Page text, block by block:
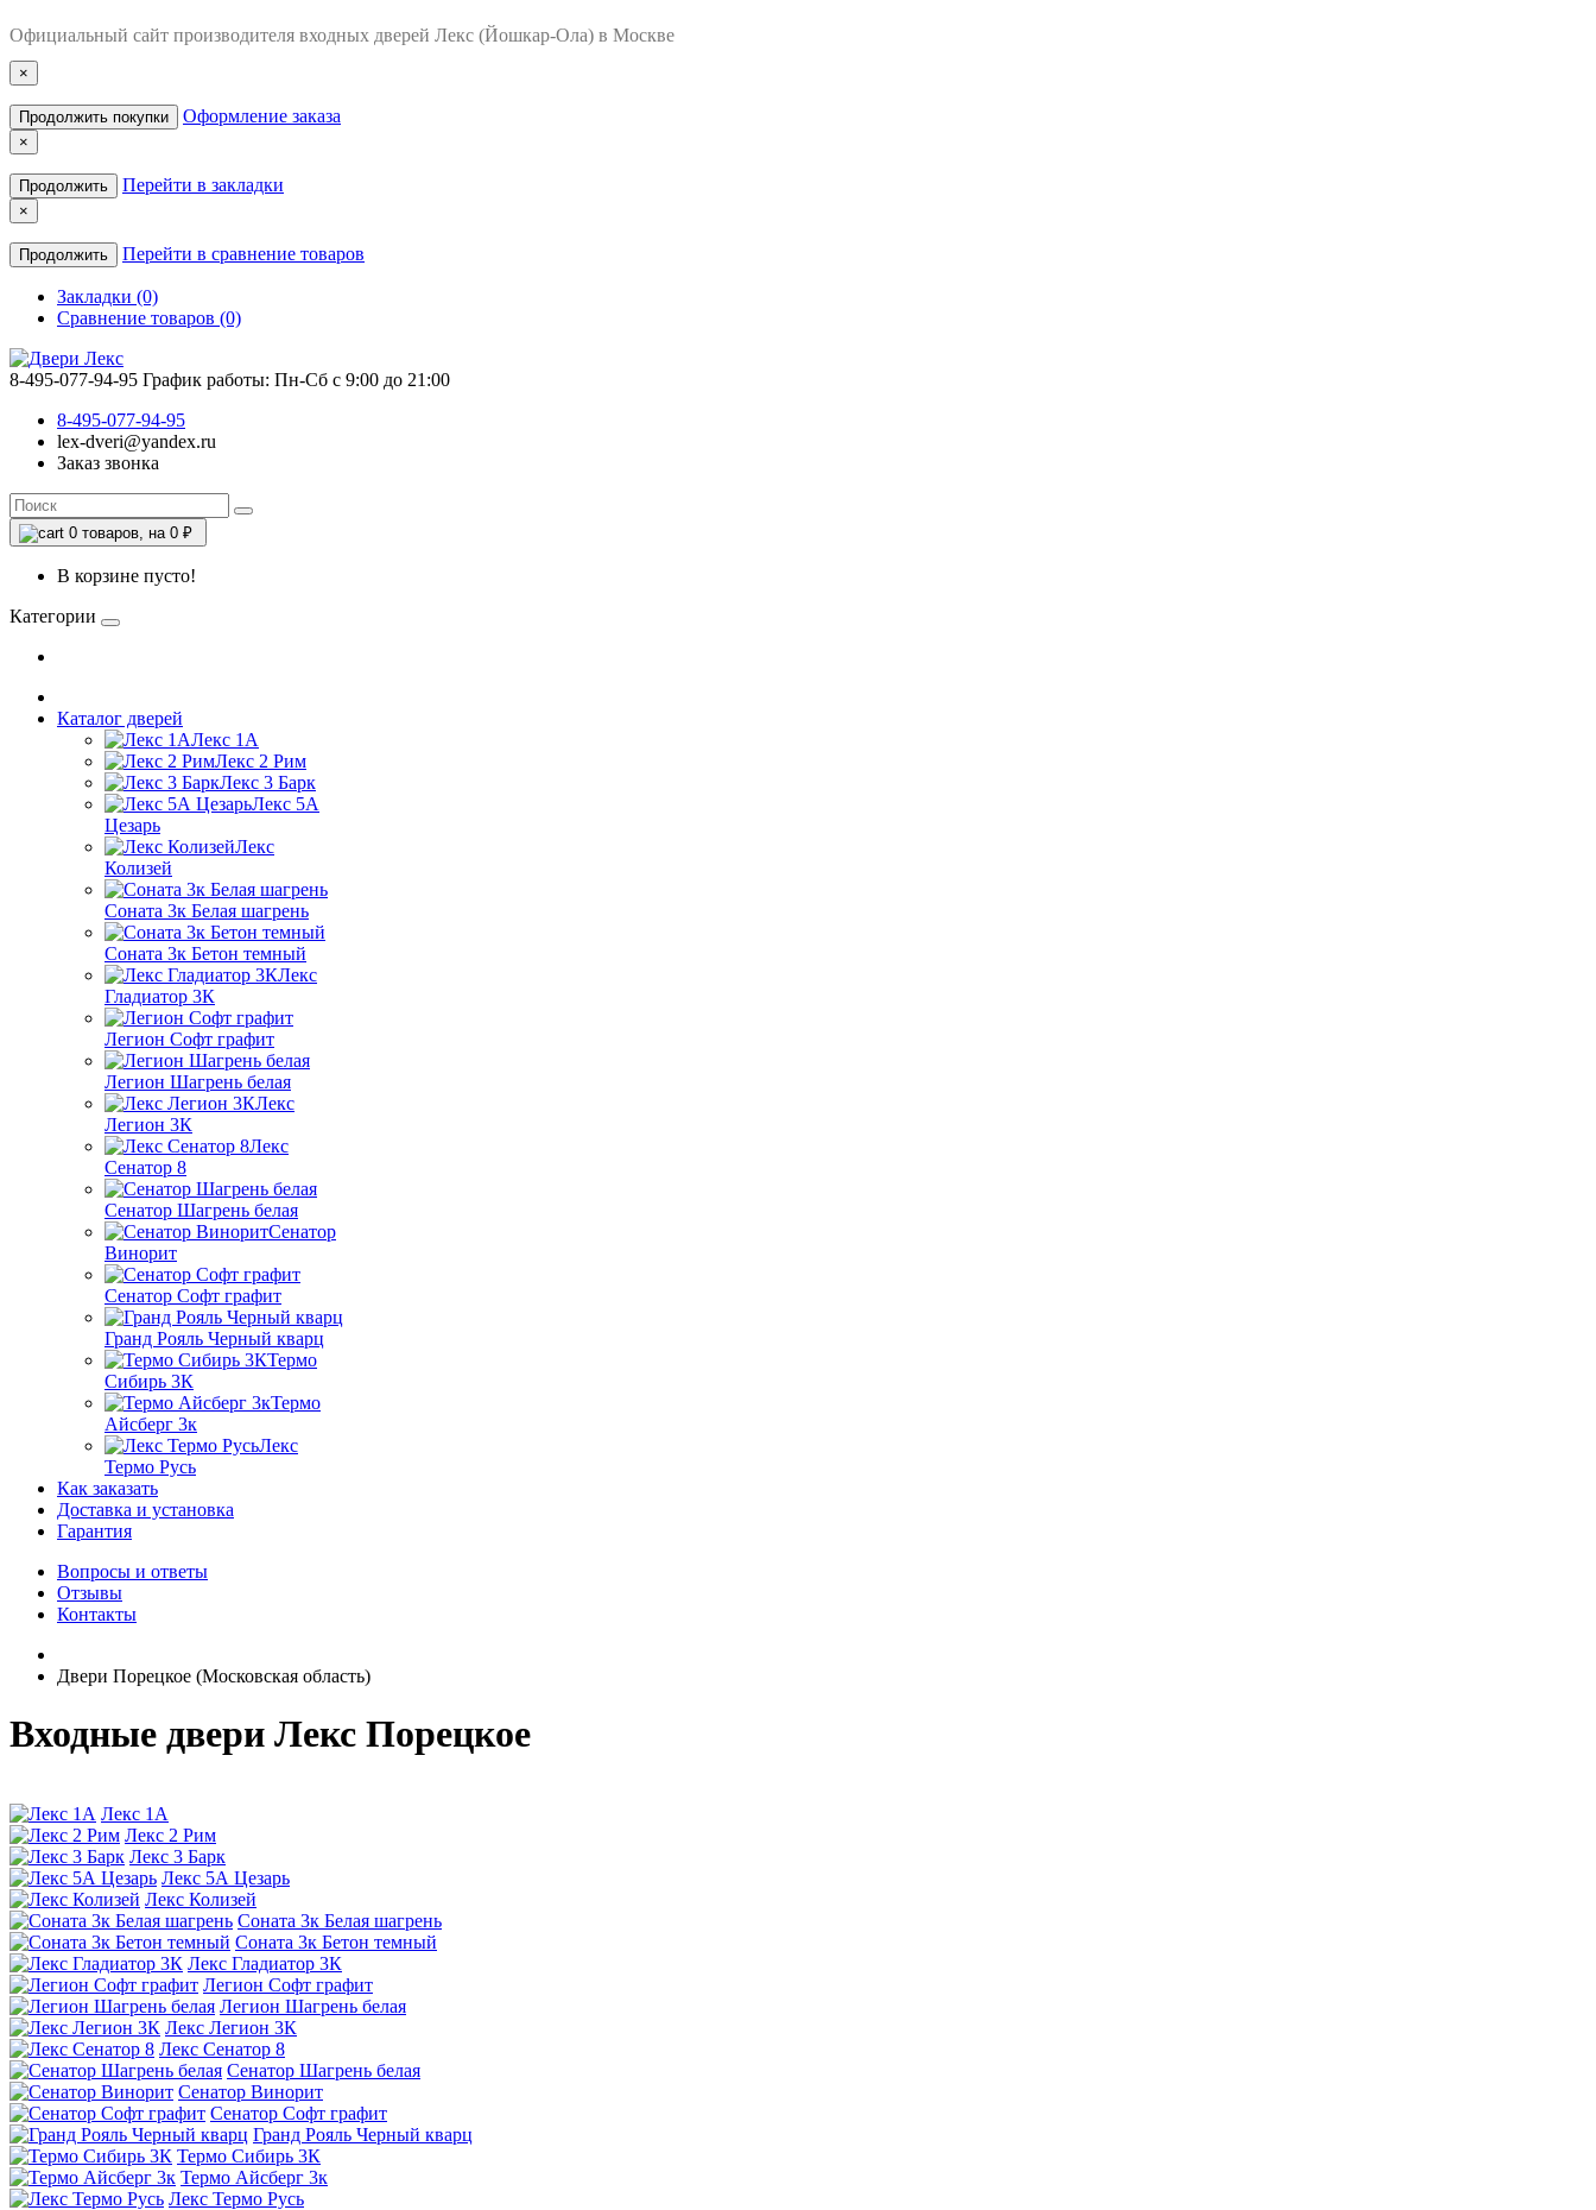
Официальный сайт производителя входных дверей Лекс (Йошкар-Ола) в Москве
×
Продолжить покупки Оформление заказа
×
Продолжить Перейти в закладки
×
Продолжить Перейти в сравнение товаров
Закладки (0)
Сравнение товаров (0)
8-495-077-94-95 График работы: Пн-Сб с 9:00 до 21:00
8-495-077-94-95
lex-dveri@yandex.ru
Заказ звонка
0 товаров, на 0 ₽
В корзине пусто!
Категории
Каталог дверей
Лекс 1А
Лекс 2 Рим
Лекс 3 Барк
Лекс 5А
Цезарь
Лекс
Колизей
Соната 3к Белая шагрень
Соната 3к Бетон темный
Лекс
Гладиатор 3К
Легион Софт графит
Легион Шагрень белая
Лекс
Легион 3К
Лекс
Сенатор 8
Сенатор Шагрень белая
Сенатор
Винорит
Сенатор Софт графит
Гранд Рояль Черный кварц
Термо
Сибирь 3К
Термо
Айсберг 3к
Лекс
Термо Русь
Как заказать
Доставка и установка
Гарантия
Вопросы и ответы
Отзывы
Контакты
Двери Порецкое (Московская область)
Входные двери Лекс Порецкое
Лекс 1А
Лекс 2 Рим
Лекс 3 Барк
Лекс 5А Цезарь
Лекс Колизей
Соната 3к Белая шагрень
Соната 3к Бетон темный
Лекс Гладиатор 3К
Легион Софт графит
Легион Шагрень белая
Лекс Легион 3К
Лекс Сенатор 8
Сенатор Шагрень белая
Сенатор Винорит
Сенатор Софт графит
Гранд Рояль Черный кварц
Термо Сибирь 3К
Термо Айсберг 3к
Лекс Термо Русь